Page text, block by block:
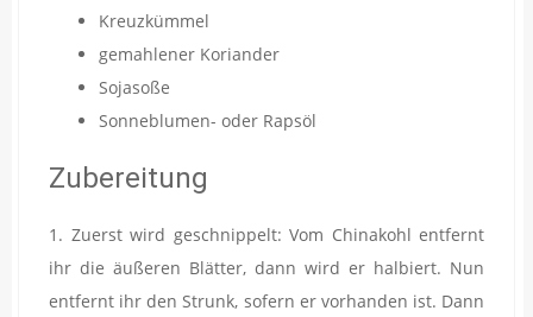
Kreuzkümmel
gemahlener Koriander
Sojasoße
Sonneblumen- oder Rapsöl
Zubereitung
1. Zuerst wird geschnippelt: Vom Chinakohl entfernt
ihr die äußeren Blätter, dann wird er halbiert. Nun
entfernt ihr den Strunk, sofern er vorhanden ist. Dann